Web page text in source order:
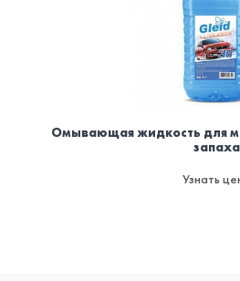
Омывающая жидкость для
запаха
Узнать цену